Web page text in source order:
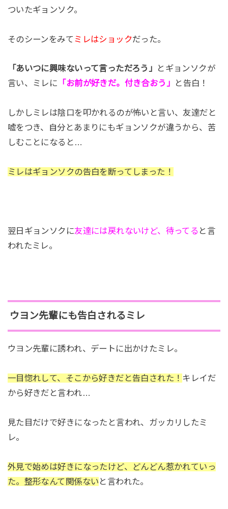
ついたギョンソク。
そのシーンをみてミレはショックだった。
「あいつに興味ないって言っただろう」
とギョンソクが
言い、ミレに 「お前が好きだ。付き合おう」 と告白！
しかしミレは陰口を叩かれるのが怖いと言い、友達だと
嘘をつき、自分とあまりにもギョンソクが違うから、苦
しむことになると…
ミレはギョンソクの告白を断ってしまった！
翌日ギョンソクに友達には戻れないけど、待ってる と言
われたミレ。
ウヨン先輩にも告白されるミレ
ウヨン先輩に誘われ、デートに出かけたミレ。
一目惚れして、そこから好きだと告白された！ キレイだ
から好きだと言われ…
見た目だけで好きになったと言われ、ガッカリしたミ
レ。
外見で始めは好きになったけど、どんどん惹かれていっ
た。整形なんて関係ない と言われた。